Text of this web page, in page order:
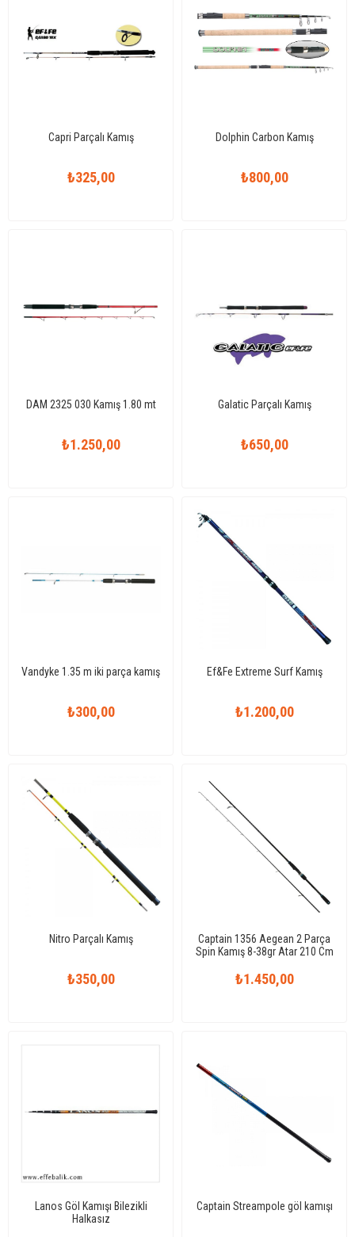
Capri Parçalı Kamış
₺325,00
Dolphin Carbon Kamış
₺800,00
DAM 2325 030 Kamış 1.80 mt
₺1.250,00
Galatic Parçalı Kamış
₺650,00
Vandyke 1.35 m iki parça kamış
₺300,00
Ef&Fe Extreme Surf Kamış
₺1.200,00
Nitro Parçalı Kamış
₺350,00
Captain 1356 Aegean 2 Parça
Spin Kamış 8-38gr Atar 210 Cm
₺1.450,00
Lanos Göl Kamışı Bilezikli
Halkasız
Captain Streampole göl kamışı